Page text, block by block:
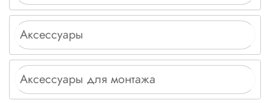
Аксессуары
Аксессуары для монтажа